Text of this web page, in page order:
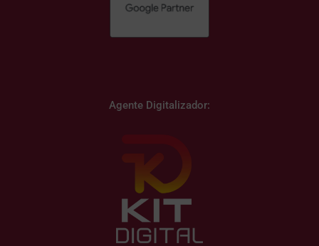
Agente Digitalizador: